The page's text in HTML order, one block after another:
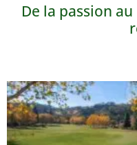
De la passion